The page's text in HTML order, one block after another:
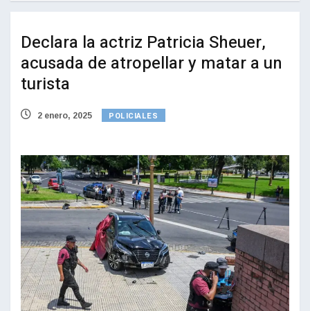
Declara la actriz Patricia Sheuer,
acusada de atropellar y matar a un
turista
2 enero, 2025 POLICIALES